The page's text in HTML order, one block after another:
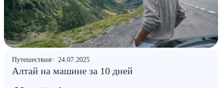
Путешествия 24.07.2025
Алтай на машине за 10 дней